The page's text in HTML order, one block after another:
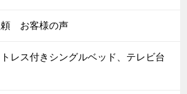
頼 お客様の声
トレス付きシングルベッド、テレビ台